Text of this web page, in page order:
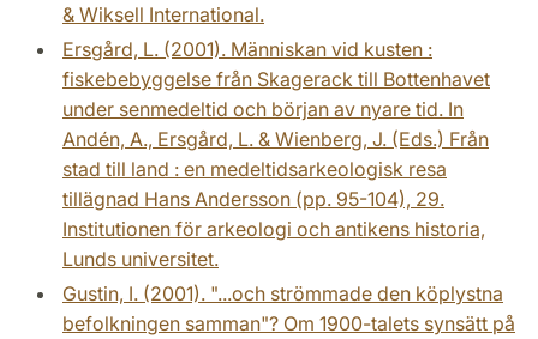
& Wiksell International.
Ersgård, L. (2001). Människan vid kusten :
fiskebebyggelse från Skagerack till Bottenhavet
under senmedeltid och början av nyare tid. In
Andén, A., Ersgård, L. & Wienberg, J. (Eds.) Från
stad till land : en medeltidsarkeologisk resa
tillägnad Hans Andersson (pp. 95-104), 29.
Institutionen för arkeologi och antikens historia,
Lunds universitet.
Gustin, I. (2001). "...och strömmade den köplystna
befolkningen samman"? Om 1900-talets synsätt på